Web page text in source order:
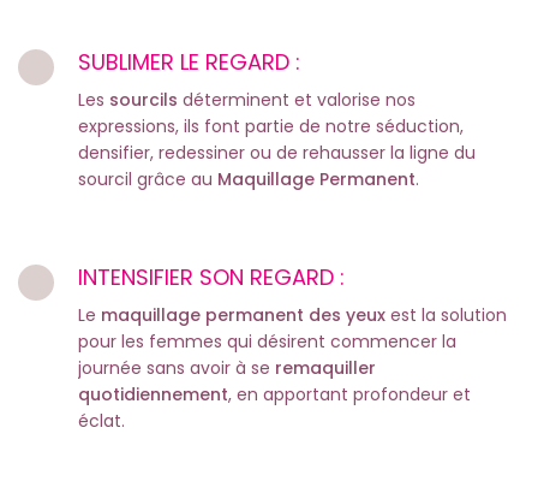
SUBLIMER LE REGARD :
Les sourcils déterminent et valorise nos
expressions, ils font partie de notre séduction,
densifier, redessiner ou de rehausser la ligne du
sourcil grâce au Maquillage Permanent.
INTENSIFIER SON REGARD :
Le maquillage permanent des yeux est la solution
pour les femmes qui désirent commencer la
journée sans avoir à se remaquiller
quotidiennement, en apportant profondeur et
éclat.